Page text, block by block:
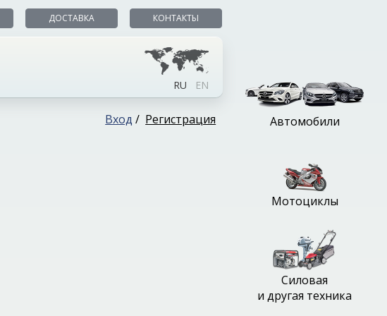
ДОСТАВКА КОНТАКТЫ
RU EN
Вход / Регистрация Автомобили
Мотоциклы
Силовая
и другая техника